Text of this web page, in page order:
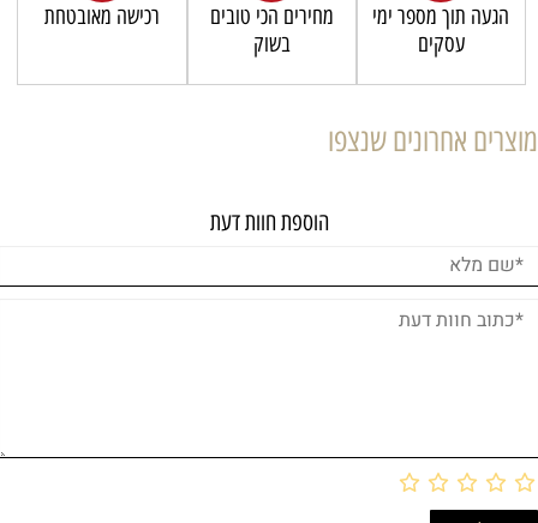
הגעה תוך מספר ימי
עסקים
מחירים הכי טובים
בשוק
רכישה מאובטחת
מוצרים אחרונים שנצפו
הוספת חוות דעת